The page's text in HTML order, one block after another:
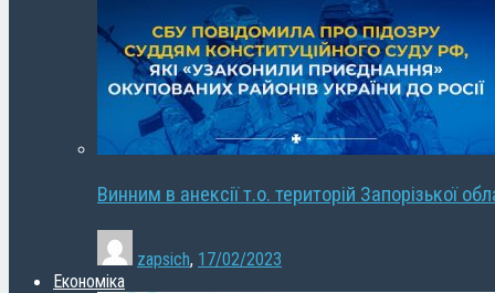
Винним в анексії т.о. територій Запорізької
zapsich, 17/02/2023
Економіка